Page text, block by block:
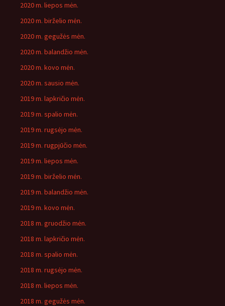
2020 m. liepos mėn.
2020 m. birželio mėn.
2020 m. gegužės mėn.
2020 m. balandžio mėn.
2020 m. kovo mėn.
2020 m. sausio mėn.
2019 m. lapkričio mėn.
2019 m. spalio mėn.
2019 m. rugsėjo mėn.
2019 m. rugpjūčio mėn.
2019 m. liepos mėn.
2019 m. birželio mėn.
2019 m. balandžio mėn.
2019 m. kovo mėn.
2018 m. gruodžio mėn.
2018 m. lapkričio mėn.
2018 m. spalio mėn.
2018 m. rugsėjo mėn.
2018 m. liepos mėn.
2018 m. gegužės mėn.